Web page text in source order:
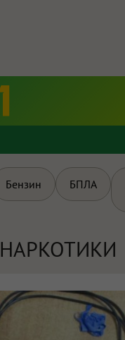
Бензин БПЛА
НАРКОТИКИ